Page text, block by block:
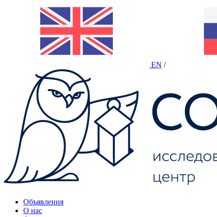
EN /
Объявления
О нас